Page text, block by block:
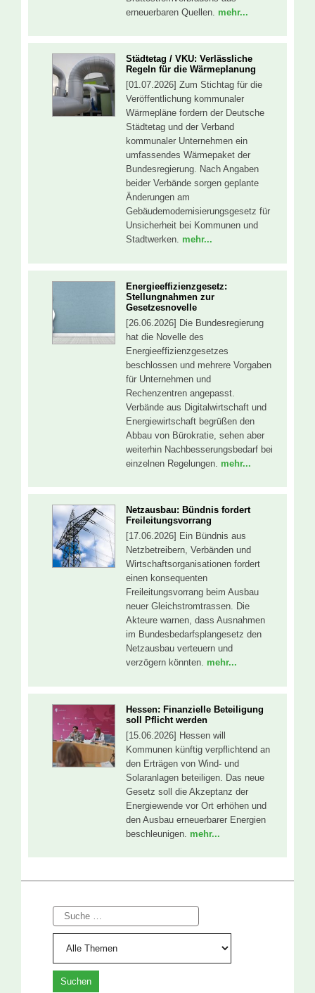
erneuerbaren Quellen. mehr...
Städtetag / VKU: Verlässliche
Regeln für die Wärmeplanung
[01.07.2026] Zum Stichtag für die
Veröffentlichung kommunaler
Wärmepläne fordern der Deutsche
Städtetag und der Verband
kommunaler Unternehmen ein
umfassendes Wärmepaket der
Bundesregierung. Nach Angaben
beider Verbände sorgen geplante
Änderungen am
Gebäudemodernisierungsgesetz für
Unsicherheit bei Kommunen und
Stadtwerken. mehr...
Energieeffizienzgesetz:
Stellungnahmen zur
Gesetzesnovelle
[26.06.2026] Die Bundesregierung
hat die Novelle des
Energieeffizienzgesetzes
beschlossen und mehrere Vorgaben
für Unternehmen und
Rechenzentren angepasst.
Verbände aus Digitalwirtschaft und
Energiewirtschaft begrüßen den
Abbau von Bürokratie, sehen aber
weiterhin Nachbesserungsbedarf bei
einzelnen Regelungen. mehr...
Netzausbau: Bündnis fordert
Freileitungsvorrang
[17.06.2026] Ein Bündnis aus
Netzbetreibern, Verbänden und
Wirtschaftsorganisationen fordert
einen konsequenten
Freileitungsvorrang beim Ausbau
neuer Gleichstromtrassen. Die
Akteure warnen, dass Ausnahmen
im Bundesbedarfsplangesetz den
Netzausbau verteuern und
verzögern könnten. mehr...
Hessen: Finanzielle Beteiligung
soll Pflicht werden
[15.06.2026] Hessen will
Kommunen künftig verpflichtend an
den Erträgen von Wind- und
Solaranlagen beteiligen. Das neue
Gesetz soll die Akzeptanz der
Energiewende vor Ort erhöhen und
den Ausbau erneuerbarer Energien
beschleunigen. mehr...
Suche